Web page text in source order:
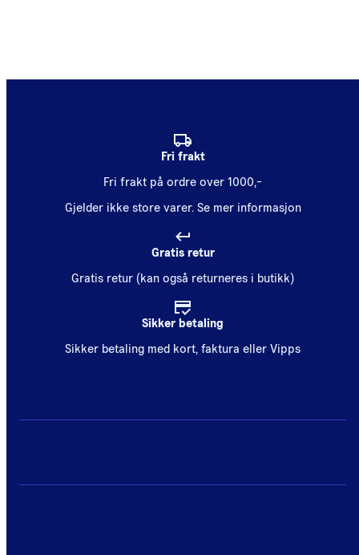
Fri frakt
Fri frakt på ordre over 1000,-
Gjelder ikke store varer. Se mer informasjon
Gratis retur
Gratis retur (kan også returneres i butikk)
Sikker betaling
Sikker betaling med kort, faktura eller Vipps